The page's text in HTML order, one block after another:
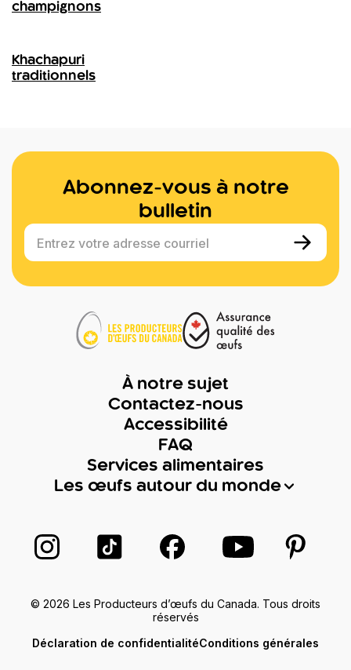
champignons
Khachapuri
traditionnels
Abonnez-vous à notre
bulletin
Entrez votre adresse courriel
À notre sujet
Contactez-nous
Accessibilité
FAQ
Services alimentaires
Les œufs autour du monde
Suivez-nous sur Instagram
Suivez-nous sur TikTok
Suivez-nous sur Facebook
Suivez-nous sur
© 2026 Les Producteurs d’œufs du Canada. Tous droits
réservés
Déclaration de confidentialitéConditions générales